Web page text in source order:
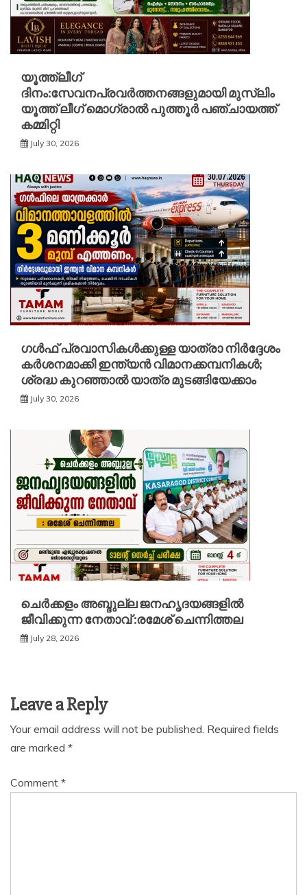
യൂത്ത്ലീഗ്
ദിനം:സേവനപ്രവർത്തനങ്ങളുമായി മുസ്ലിം
യൂത്ത് ലീഗ് മൊഗ്രാൽ പുത്തൂർ പഞ്ചായത്ത്
കമ്മിറ്റി
July 30, 2026
ഗൾഫ് പ്രവാസികൾക്കുള്ള യാത്രാ നിർദ്ദേശം
കർശനമാക്കി ഇന്ത്യൻ വിമാനക്കമ്പനികൾ;
ശ്രദ്ധ കുറഞ്ഞാൽ യാത്ര മുടങ്ങിയേക്കാം
July 30, 2026
ചെർക്കളം അബ്ദുല്ല ജനഹൃദയങ്ങളിൽ
ജീവിക്കുന്ന നേതാവ് :രമേശ് ചെന്നിത്തല
July 28, 2026
Leave a Reply
Your email address will not be published. Required fields
are marked *
Comment *